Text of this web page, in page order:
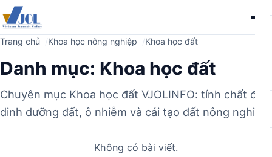
Trang chủ Khoa học nông nghiệp Khoa học đất
Danh mục: Khoa học đất
Chuyên mục Khoa học đất VJOLINFO: tính chất đất,
dinh dưỡng đất, ô nhiễm và cải tạo đất nông nghiệp.
Không có bài viết.